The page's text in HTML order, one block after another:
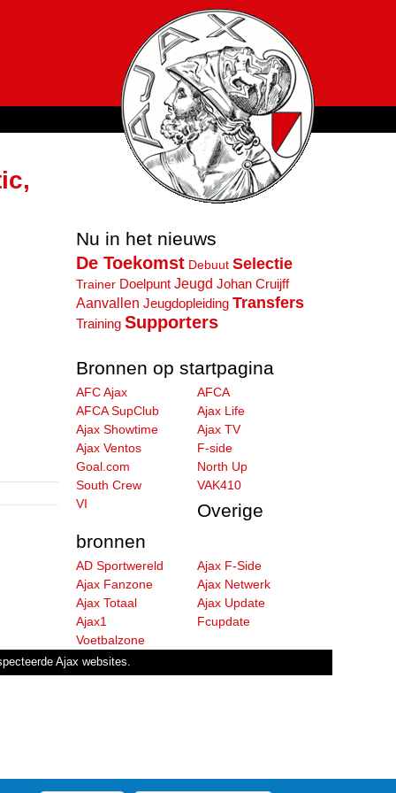
Nu in het nieuws
De Toekomst Debuut Selectie
Trainer Doelpunt Jeugd Johan Cruijff
Aanvallen Jeugdopleiding Transfers
Training Supporters
Bronnen op startpagina
AFC Ajax
AFCA
AFCA SupClub
Ajax Life
Ajax Showtime
Ajax TV
Ajax Ventos
F-side
Goal.com
North Up
South Crew
VAK410
VI
Overige
bronnen
AD Sportwereld
Ajax F-Side
Ajax Fanzone
Ajax Netwerk
Ajax Totaal
Ajax Update
Ajax1
Fcupdate
Voetbalzone
Ajax websites.